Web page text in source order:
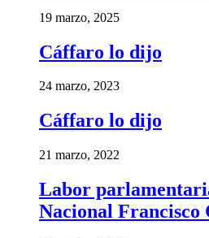
19 marzo, 2025
Cáffaro lo dijo
24 marzo, 2023
Cáffaro lo dijo
21 marzo, 2022
Labor
Nacional Francisco